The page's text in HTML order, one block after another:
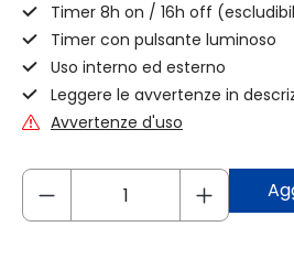
Timer 8h on / 16h off
Timer con pulsante luminoso
Uso interno ed esterno
Leggere le avvertenze in
Avvertenze d'uso